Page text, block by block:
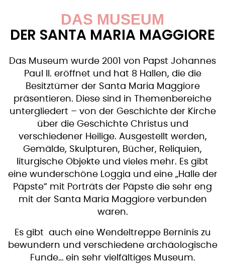
DAS MUSEUM
DER SANTA MARIA MAGGIORE
Das Museum wurde 2001 von Papst Johannes
Paul II. eröffnet und hat 8 Hallen, die die
Besitztümer der Santa Maria Maggiore
präsentieren. Diese sind in Themenbereiche
untergliedert – von der Geschichte der Kirche
über die Geschichte Christus und
verschiedener Heilige. Ausgestellt werden,
Gemälde, Skulpturen, Bücher, Reliquien,
liturgische Objekte und vieles mehr. Es gibt
eine wunderschöne Loggia und eine „Halle der
Päpste“ mit Porträts der Päpste die sehr eng
mit der Santa Maria Maggiore verbunden
waren.
Es gibt auch eine Wendeltreppe Berninis zu
bewundern und verschiedene archäologische
Funde… ein sehr vielfältiges Museum.